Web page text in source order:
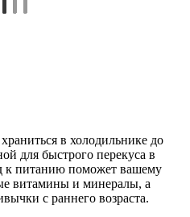
в холодильнике до
для быстрого перекуса в
к питанию поможет вашему
витамины и минералы, а
с раннего возраста.